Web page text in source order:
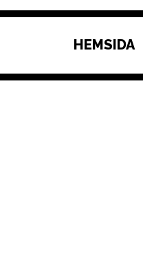
HEMSIDA